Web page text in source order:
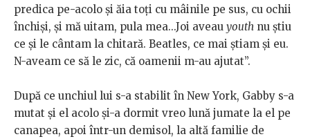
predica pe-acolo şi ăia toţi cu mâinile pe sus, cu ochii
închişi, şi mă uitam, pula mea...Joi aveau youth nu ştiu
ce şi le cântam la chitară. Beatles, ce mai ştiam şi eu.
N-aveam ce să le zic, că oamenii m-au ajutat”.
După ce unchiul lui s-a stabilit în New York, Gabby s-a
mutat şi el acolo şi-a dormit vreo lună jumate la el pe
canapea, apoi într-un demisol, la altă familie de